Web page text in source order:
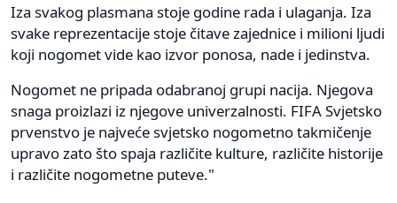
Iza svakog plasmana stoje godine rada i ulaganja. Iza
svake reprezentacije stoje čitave zajednice i milioni ljudi
koji nogomet vide kao izvor ponosa, nade i jedinstva.
Nogomet ne pripada odabranoj grupi nacija. Njegova
snaga proizlazi iz njegove univerzalnosti. FIFA Svjetsko
prvenstvo je najveće svjetsko nogometno takmičenje
upravo zato što spaja različite kulture, različite historije
i različite nogometne puteve."